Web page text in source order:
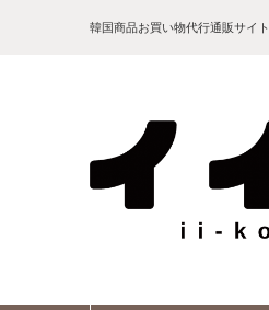
韓国商品お買い物代行通販サイト